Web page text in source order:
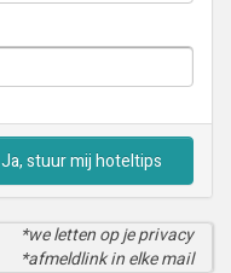
Ja, stuur mij hoteltips
*we letten op je privacy
*afmeldlink in elke mail